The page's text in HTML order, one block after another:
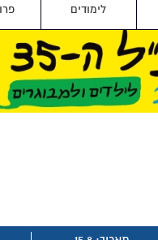
לימודים